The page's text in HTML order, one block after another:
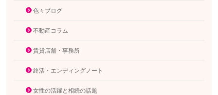
色々ブログ
不動産コラム
賃貸店舗・事務所
終活・エンディングノート
女性の活躍と相続の話題